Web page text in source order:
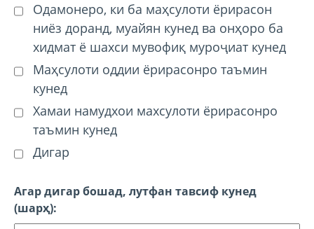
Одамонеро, ки ба маҳсулоти ёрирасон
ниёз доранд, муайян кунед ва онҳоро ба
хидмат ё шахси мувофиқ муроҷиат кунед
Маҳсулоти оддии ёрирасонро таъмин
кунед
Хамаи намудхои махсулоти ёрирасонро
таъмин кунед
Дигар
Агар дигар бошад, лутфан тавсиф кунед
(шарҳ):